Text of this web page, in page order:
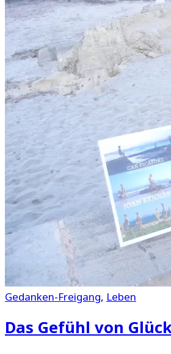
Gedanken-Freigang, Leben
Das Gefühl von